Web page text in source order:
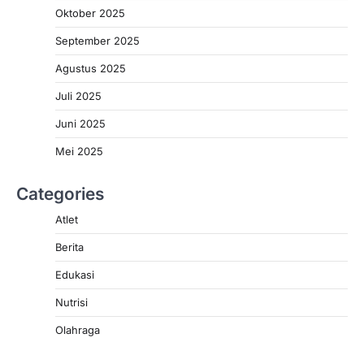
Oktober 2025
September 2025
Agustus 2025
Juli 2025
Juni 2025
Mei 2025
Categories
Atlet
Berita
Edukasi
Nutrisi
Olahraga